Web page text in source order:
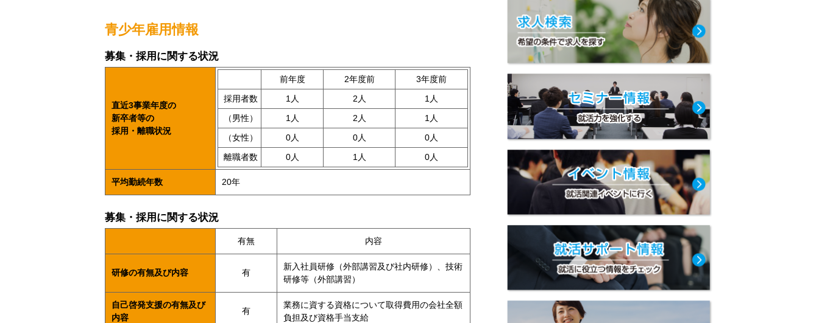
青少年雇用情報
募集・採用に関する状況
直近3事業年度の
新卒者等の
採用・離職状況
前年度 2年度前
3年度前
採用者数
1人 2人
1人
（男性）
1人 2人
1人
（女性）
0人 0人
0人
離職者数
0人 1人 0人
平均勤続年数 20年
募集・採用に関する状況
有無 内容
研修の有無及び内容 有
新入社員研修（外部講習及び社内研修）、技術
研修等（外部講習）
自己啓発支援の有無及び
内容
有
業務に資する資格について取得費用の会社全額
負担及び資格手当支給